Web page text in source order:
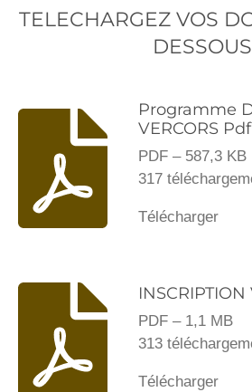
TELECHARGEZ VOS
DESSOUS
Programme
VERCORS Pdf
PDF – 587,3 KB
317
Télécharger
PDF – 1,1 MB
313
Télécharger